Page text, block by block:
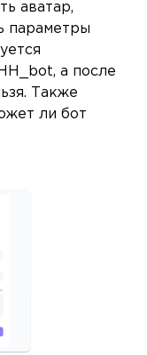
аватар,
параметры
а после
Также
ли бот